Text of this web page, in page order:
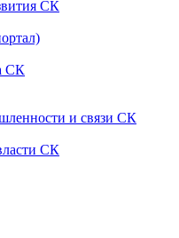
СК
СК
и связи СК
СК